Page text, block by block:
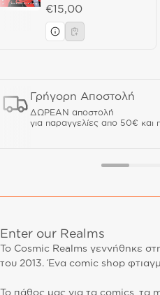
Regular price
€15,00
Γρήγορη Αποστολή
ΔΩΡΕΑΝ αποστολή
για παραγγελίες απο 50€ και
Enter our Realms
Το Cosmic Realms γεννήθηκε
του 2013. Ένα comic shop
Το πάθος μας για τα comics, τα